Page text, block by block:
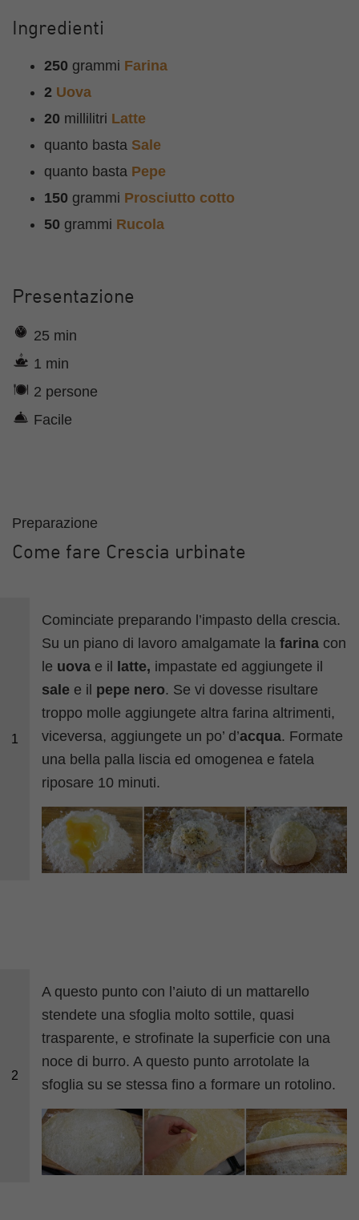
Ingredienti
250 grammi Farina
2 Uova
20 millilitri Latte
quanto basta Sale
quanto basta Pepe
150 grammi Prosciutto cotto
50 grammi Rucola
Presentazione
25 min
1 min
2 persone
Facile
Preparazione
Come fare Crescia urbinate
1
Cominciate preparando l’impasto della crescia.
Su un piano di lavoro amalgamate lafarina con
le uova e il latte, impastate ed aggiungete il
sale e il pepe nero. Se vi dovesse risultare
troppo molle aggiungete altra farina altrimenti,
viceversa, aggiungete un po’ d’acqua. Formate
una bella palla liscia ed omogenea e fatela
riposare 10 minuti.
2
A questo punto con l’aiuto di un mattarello
stendete una sfoglia molto sottile, quasi
trasparente, e strofinate la superficie con una
noce di burro. A questo punto arrotolate la
sfoglia su se stessa fino a formare un rotolino.